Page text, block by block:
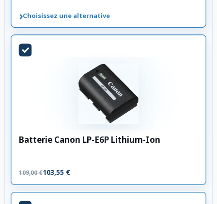
›Choisissez une alternative
Batterie Canon LP-E6P Lithium-Ion
109,00 €103,55 €